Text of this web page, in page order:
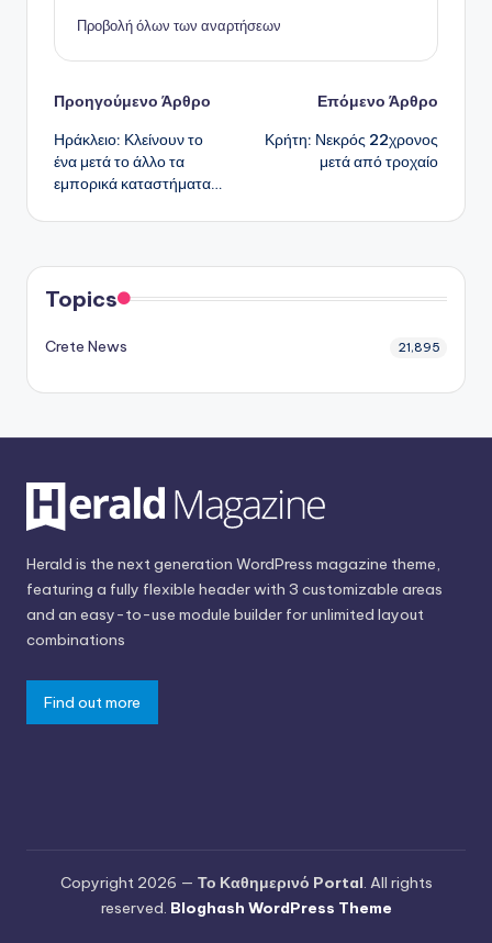
Προβολή όλων των αναρτήσεων
Πλοήγηση
δημοσιεύσεων
Προηγούμενο Άρθρο
Ηράκλειο: Κλείνουν το
ένα μετά το άλλο τα
εμπορικά καταστήματα…
Επόμενο Άρθρο
Κρήτη: Νεκρός 22χρονος
μετά από τροχαίο
Topics
Crete News 21,895
Herald is the next generation WordPress magazine theme,
featuring a fully flexible header with 3 customizable areas
and an easy-to-use module builder for unlimited layout
combinations
Find out more
Copyright 2026 — Το Καθημερινό Portal. All rights
reserved. Bloghash WordPress Theme